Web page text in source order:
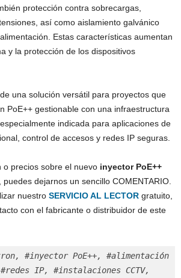
protección contra sobrecargas,
así como aislamiento galvánico
Estas características aumentan
y la protección de los dispositivos
una solución versátil para proyectos que
PoE++ gestionable con una infraestructura
indicada para aplicaciones de
control de accesos y redes IP seguras.
o precios sobre el nuevo inyector PoE++
, puedes dejarnos un sencillo COMENTARIO.
nuestro SERVICIO AL LECTOR gratuito,
con el fabricante o distribuidor de este
#inyector PoE++, #alimentación
IP, #instalaciones CCTV,